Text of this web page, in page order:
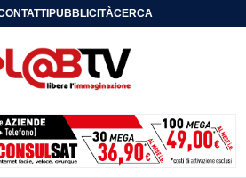
PUBBLICITÀCERCA